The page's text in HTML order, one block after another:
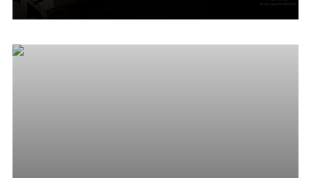
року підтримав гуманітарні